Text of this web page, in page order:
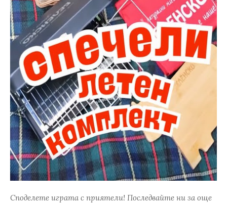
Споделете играта с приятели! Последвайте ни за още